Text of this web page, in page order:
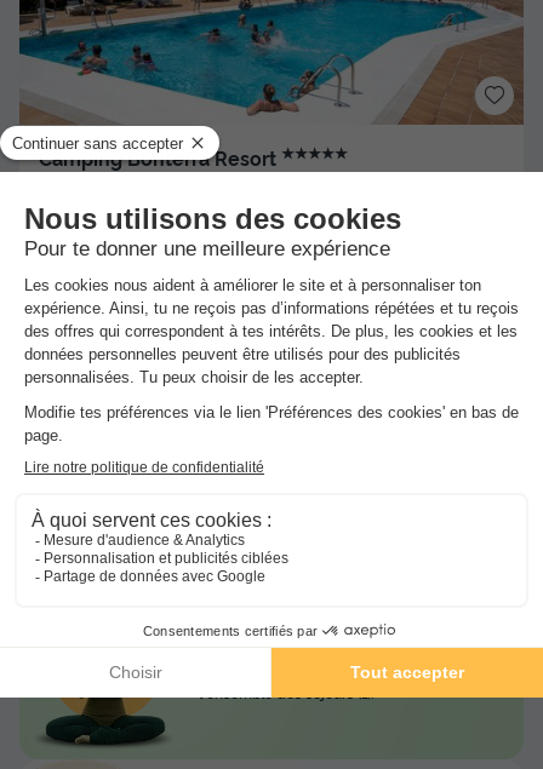
Camping Bonterra Resort ★★★★★
Xilxes)
Voir sur la carte
Avis TripAdvisor
488 avis
Avis clients
7.8/10
Bord de mer Accès direct à la plage
+ 4
VILLA 6 personnes - LAVANDA Meilleur prix pour 7 nuits
962,19 €
Voir l'hébergement
l'Annulation Gratuite !
grâce à l'annulation gratuite jusqu'à J-30 sur